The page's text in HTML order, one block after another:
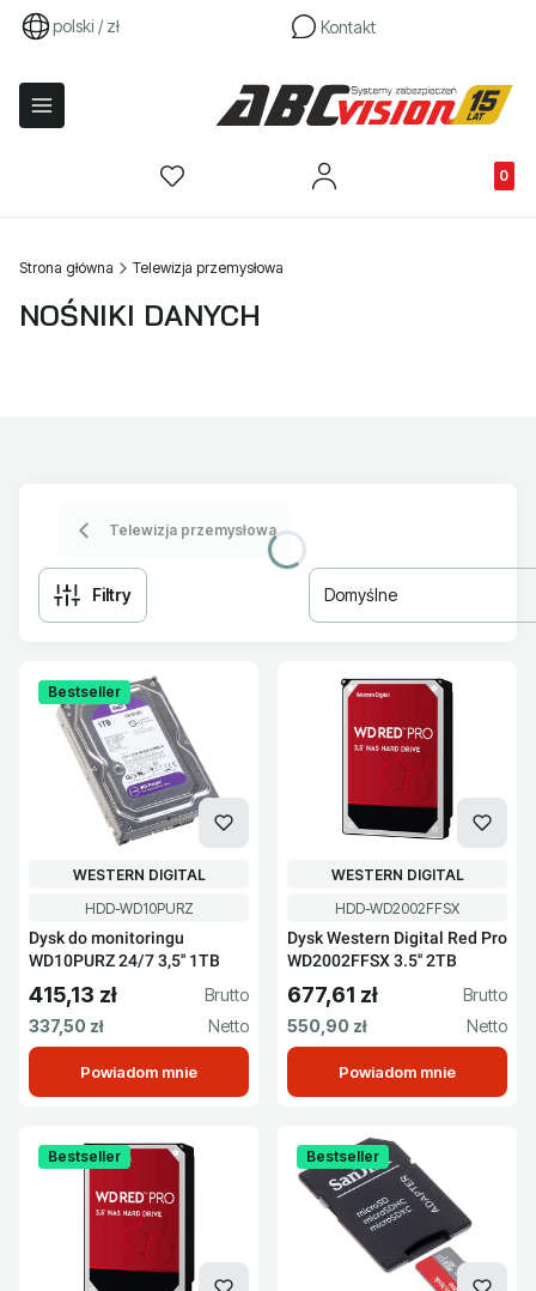
polski / zł Kontakt
Strona główna Telewizja przemysłowa
NOŚNIKI DANYCH
Telewizja przemysłowa
Filtry Domyślne
Bestseller
Kod produktu
HDD-WD10PURZ
Dysk do monitoringu
WD10PURZ 24/7 3,5'' 1TB
PRODUCENT
WESTERN DIGITAL
Cena brutto
415,13 zł
Cena netto
337,50 zł
Powiadom mnie
Kod produktu
HDD-WD2002FFSX
Dysk Western Digital Red Pro
WD2002FFSX 3.5'' 2TB
PRODUCENT
WESTERN DIGITAL
Cena brutto
677,61 zł
Cena netto
550,90 zł
Powiadom mnie
Bestseller Bestseller